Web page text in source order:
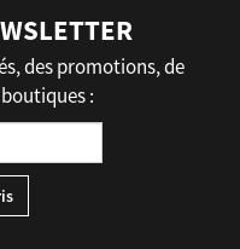
des promotions, de
: